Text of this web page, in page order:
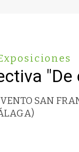
"De
SAN